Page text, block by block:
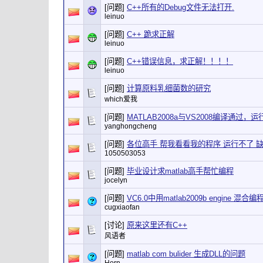
[问题] C++所有的Debug文件无法打开.
leinuo
[问题] C++ 跪求正解
leinuo
[问题] C++错误信息，求正解！！！！
leinuo
[问题] 计算原料乳细菌数的研究
which爱我
[问题] MATLAB2008a与VS2008编译通过，运
yanghongcheng
[问题] 各位高手 帮我看看我的程序 运行不了 缺
1050503053
[问题] 毕业设计求matlab高手帮忙编程
jocelyn
[问题] VC6.0中用matlab2009b engine 混合编
cugxiaofan
[讨论] 原来这里还有C++
风语者
[问题] matlab com bulider 生成DLL的问题